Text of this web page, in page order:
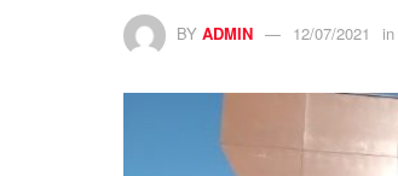
BY ADMIN 12/07/2021 in